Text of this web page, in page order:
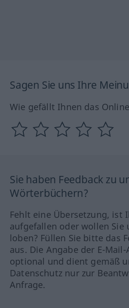
Sagen Sie uns Ihre
Wie gefällt Ihnen das
Sie haben Feedback zu
Wörterbüchern?
Fehlt eine Übersetzung, ist
aufgefallen oder wollen Sie
loben? Füllen Sie bitte das
aus. Die Angabe der E-
optional und dient gemäß
Datenschutz nur zur
Anfrage.